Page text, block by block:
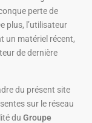
perte de
plus, l’utilisateur
un matériel récent,
de dernière
du présent site
sur le réseau
du Groupe